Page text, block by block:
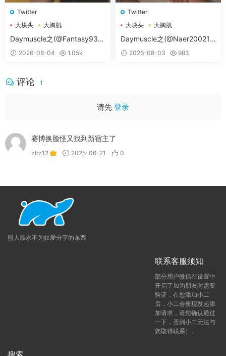
Twitter
大块头
大胸肌
大胸肌肉男
Daymuscle之(@Fantasy938
15579-@孔控Kong）
2026-08-04 1.05k
Twitter
大块头
大胸肌
大胸肌肉男
Daymuscle之(@Naer20021-
@纳尔）
2026-08-03 983
评论 1
请先 登录
赛博换脸怪又找到新宿主了
zlrz12 2025-06-21 0
熊人族永不为奴爱分享的东西
联系客服须知
部分用户微信在设置中
开启了加为朋友时需要
验证，在您添加小二
后，小二会重现发起添
加请求，请您确认通过
一下，否则小二无法与
您取得联系）。